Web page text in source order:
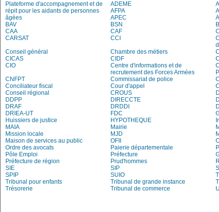
Plateforme d'accompagnement et de
répit pour les aidants de personnes
âgées
ADEME
AFPA
APEC
BAV
BSN
CAA
CAF
CARSAT
CCI
Conseil général
Chambre des métiers
CICAS
CIDF
CIO
Centre d'informations et de
recrutement des Forces Armées
CNFPT
Commissariat de police
Conciliateur fiscal
Cour d'appel
Conseil régional
CROUS
DDPP
DIRECCTE
DRAF
DRDDI
DRIEA-UT
FDC
Huissiers de justice
HYPOTHEQUE
MAIA
Mairie
Mission locale
MJD
Maison de services au public
OFII
Ordre des avocats
Paierie départementale
Pôle Emploi
Préfecture
Préfecture de région
Prud'hommes
SIE
SIP
SPIP
SUIO
Tribunal pour enfants
Tribunal de grande instance
Trésorerie
Tribunal de commerce